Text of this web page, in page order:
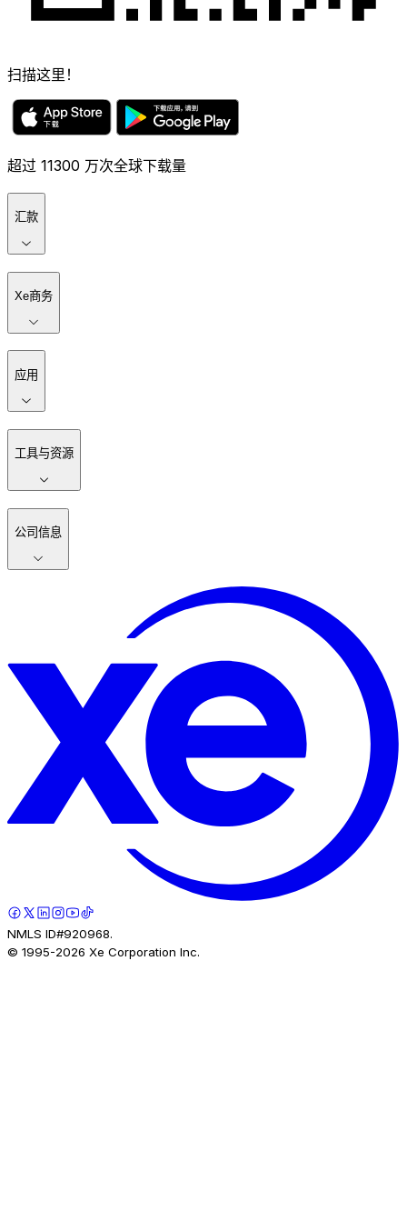
扫描这里！
超过 11300 万次全球下载量
汇款
Xe商务
应用
工具与资源
公司信息
NMLS ID#920968.
© 1995-2026 Xe Corporation Inc.